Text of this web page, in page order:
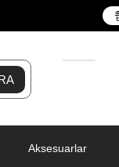
Aksesuarlar